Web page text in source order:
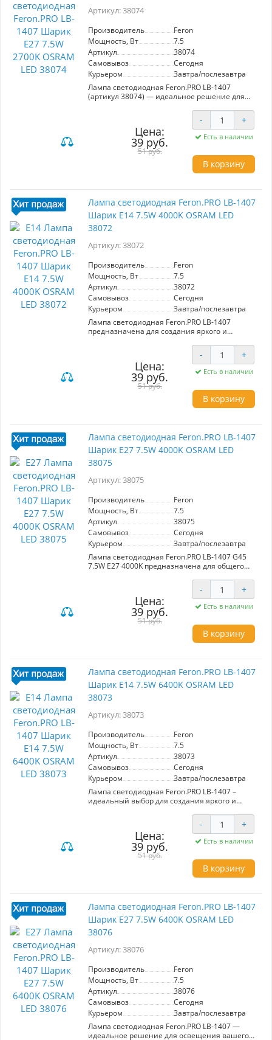
Артикул: 38074
Производитель
Feron
Мощность, Вт
7.5
Артикул
38074
Самовывоз
Сегодня
Курьером
Завтра/послезавтра
Лампа светодиодная Feron.PRO LB-1407
(артикул 38074) — идеальное решение для
или офисе. Обладая мощностью 7.5W и
теплым светом (2700K), она обеспечивает
яркость 630Lm и широкий угол рассеивания
220°, что делает её подходящей для
освещения жилых помещений, кафе или
ресторанов. Матовый белый рассеиватель
способствует мягкому и равномерному
Лампа с цоколем E27 проста в установке и
для повседневного использования.
Используйте эту лампу для создания
комфортной обстановки в спальне, гостиной
или на кухне, а также для акцентного
освещения в общественных местах.
Цена:
39 руб.
51 руб.
- +
Есть в наличии
В корзину
Лампа светодиодная Feron.PRO LB-1407
Шарик E14 7.5W 4000K OSRAM LED
38072
Артикул: 38072
Производитель
Feron
Мощность, Вт
7.5
Артикул
38072
Самовывоз
Сегодня
Курьером
Завтра/послезавтра
Лампа светодиодная Feron.PRO LB-1407
предназначена для создания яркого и
характеристики: мощность 7.5 Вт, цветовая
температура 4000K (белый свет), световой
поток 650 Лм, матовый рассеиватель, угол
рассеивания 220°. Размеры: 81*45 мм, цоколь
E14, напряжение 220V. Преимущества:
энергоэффективность, длительный срок
службы, мягкое освещение, легкость
Цена:
39 руб.
51 руб.
- +
Есть в наличии
В корзину
Лампа светодиодная Feron.PRO LB-1407
Шарик E27 7.5W 4000K OSRAM LED
38075
Артикул: 38075
Производитель
Feron
Мощность, Вт
7.5
Артикул
38075
Самовывоз
Сегодня
Курьером
Завтра/послезавтра
Лампа светодиодная Feron.PRO LB-1407 G45
7.5W E27 4000K предназначена для общего
угол рассеивания 220°. Матовый белый
рассеиватель обеспечивает мягкое и
равномерное освещение. Энергоэффективная
мощность 7.5 Вт при напряжении 220V.
Идеальна для использования в жилых и
Цена:
39 руб.
51 руб.
- +
Есть в наличии
В корзину
Лампа светодиодная Feron.PRO LB-1407
Шарик E14 7.5W 6400K OSRAM LED
38073
Артикул: 38073
Производитель
Feron
Мощность, Вт
7.5
Артикул
38073
Самовывоз
Сегодня
Курьером
Завтра/послезавтра
Лампа светодиодная Feron.PRO LB-1407 –
идеальный выбор для создания яркого и
световым потоком 670Lm, она обеспечивает
мощное холодное световое излучение с
цветовой температурой 6400K, что
способствует повышению работоспособности
и концентрации. Угол рассеивания 220°
позволяет равномерно освещать
пространство, что делает лампу отличным
рабочих зон. Матовый белый рассеиватель
предотвращает слепящие блики, создавая
приятную атмосферу. Компактные размеры
(81*45мм) и стандартный цоколь E14
обеспечивают простоту установки в любой
светильник. Выберите Feron.PRO LB-1407 для
надежного и эффективного освещения в
повседневной жизни.
Цена:
39 руб.
51 руб.
- +
Есть в наличии
В корзину
Лампа светодиодная Feron.PRO LB-1407
Шарик E27 7.5W 6400K OSRAM LED
38076
Артикул: 38076
Производитель
Feron
Мощность, Вт
7.5
Артикул
38076
Самовывоз
Сегодня
Курьером
Завтра/послезавтра
Лампа светодиодная Feron.PRO LB-1407 —
идеальное решение для освещения вашего